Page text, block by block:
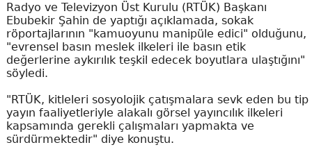
Radyo ve Televizyon Üst Kurulu (RTÜK) Başkanı
Ebubekir Şahin de yaptığı açıklamada, sokak
röportajlarının "kamuoyunu manipüle edici" olduğunu,
"evrensel basın meslek ilkeleri ile basın etik
değerlerine aykırılık teşkil edecek boyutlara ulaştığını"
söyledi.
"RTÜK, kitleleri sosyolojik çatışmalara sevk eden bu tip
yayın faaliyetleriyle alakalı görsel yayıncılık ilkeleri
kapsamında gerekli çalışmaları yapmakta ve
sürdürmektedir" diye konuştu.